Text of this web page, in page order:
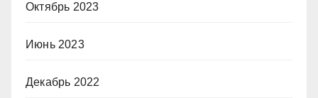
Октябрь 2023
Июнь 2023
Декабрь 2022